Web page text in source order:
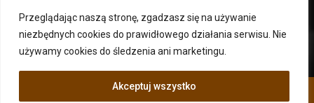
Przeglądając naszą stronę, zgadzasz się na używanie
niezbędnych cookies do prawidłowego działania serwisu. Nie
używamy cookies do śledzenia ani marketingu.
Akceptuj wszystko